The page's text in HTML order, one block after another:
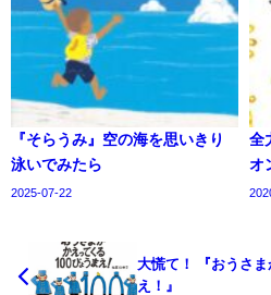
『そらうみ』空の海を思いきり
泳いでみたら
2025-07-22
全
オ
大慌て！ 『おうさ
え！』